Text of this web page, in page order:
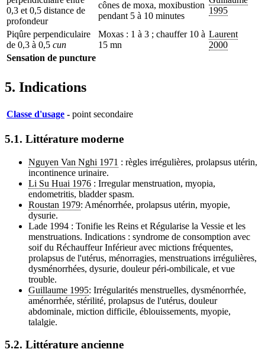
0,3 et 0,5 distance de
profondeur
cônes de moxa, moxibustion
pendant 5 à 10 minutes
1995
Piqûre perpendiculaire
de 0,3 à 0,5 cun
Moxas : 1 à 3 ; chauffer 10 à
15 mn
Laurent
2000
Sensation de puncture
5. Indications
Classe d'usage - point secondaire
5.1. Littérature moderne
Nguyen Van Nghi 1971 : règles irrégulières, prolapsus utérin,
incontinence urinaire.
Li Su Huai 1976 : Irregular menstruation, myopia,
endometritis, bladder spasm.
Roustan 1979: Aménorrhée, prolapsus utérin, myopie,
dysurie.
Lade 1994 : Tonifie les Reins et Régularise la Vessie et les
menstruations. Indications : syndrome de consomption avec
soif du Réchauffeur Inférieur avec mictions fréquentes,
prolapsus de l'utérus, ménorragies, menstruations irrégulières,
dysménorrhées, dysurie, douleur péri-ombilicale, et vue
trouble.
Guillaume 1995: Irrégularités menstruelles, dysménorrhée,
aménorrhée, stérilité, prolapsus de l'utérus, douleur
abdominale, miction difficile, éblouissements, myopie,
talalgie.
5.2. Littérature ancienne